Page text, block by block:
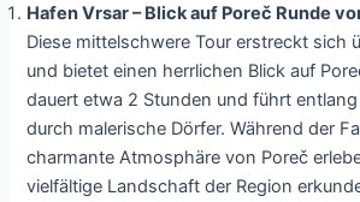
Hafen Vrsar – Blick auf Poreč Runde
Diese mittelschwere Tour erstreckt sich
und bietet einen herrlichen Blick auf
dauert etwa 2 Stunden und führt
durch malerische Dörfer. Während der
charmante Atmosphäre von Poreč
vielfältige Landschaft der Region